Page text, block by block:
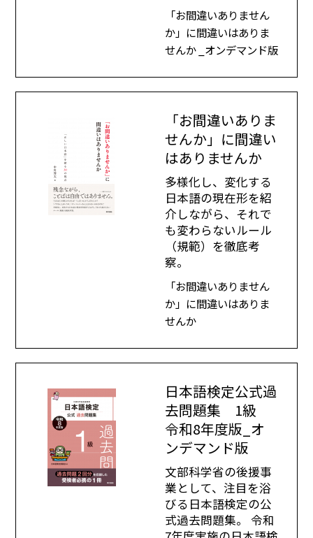
「お間違いありません
か」に間違いはありま
せんか _オンデマンド版
「お間違いありま
せんか」に間違い
はありませんか
多様化し、変化する
日本語の現在形を紹
介しながら、それで
も変わらないルール
（規範）を徹底考
察。
「お間違いありません
か」に間違いはありま
せんか
日本語検定公式過
去問題集 1級
令和8年度版_オ
ンデマンド版
文部科学省の後援事
業として、注目を浴
びる日本語検定の公
式過去問題集。 令和